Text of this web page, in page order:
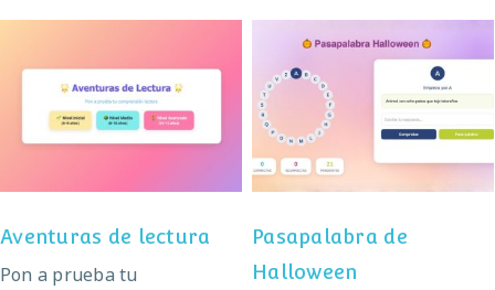
Aventuras de lectura
Aventuras de lectura
Pon a prueba tu
Pasapalabra de
Halloween
Pasapalabra de
Halloween